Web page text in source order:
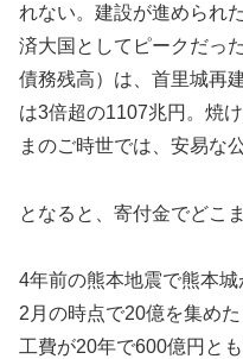
れない。建設が進められ
済大国としてピークだっ
債務残高）は、首里城再
は3倍超の1107兆円。焼
まのご時世では、安易な
となると、寄付金でどこ
4年前の熊本地震で熊本
2月の時点で20億を集めた
工費が20年で600億円と